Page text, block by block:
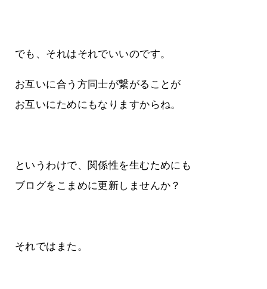
でも、それはそれでいいのです。
お互いに合う方同士が繋がることが
お互いにためにもなりますからね。
というわけで、関係性を生むためにも
ブログをこまめに更新しませんか？
それではまた。